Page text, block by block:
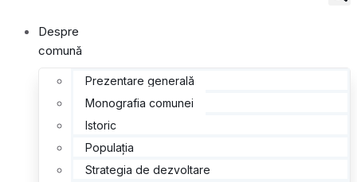
Despre
comună
Prezentare generală
Monografia comunei
Istoric
Populația
Strategia de dezvoltare